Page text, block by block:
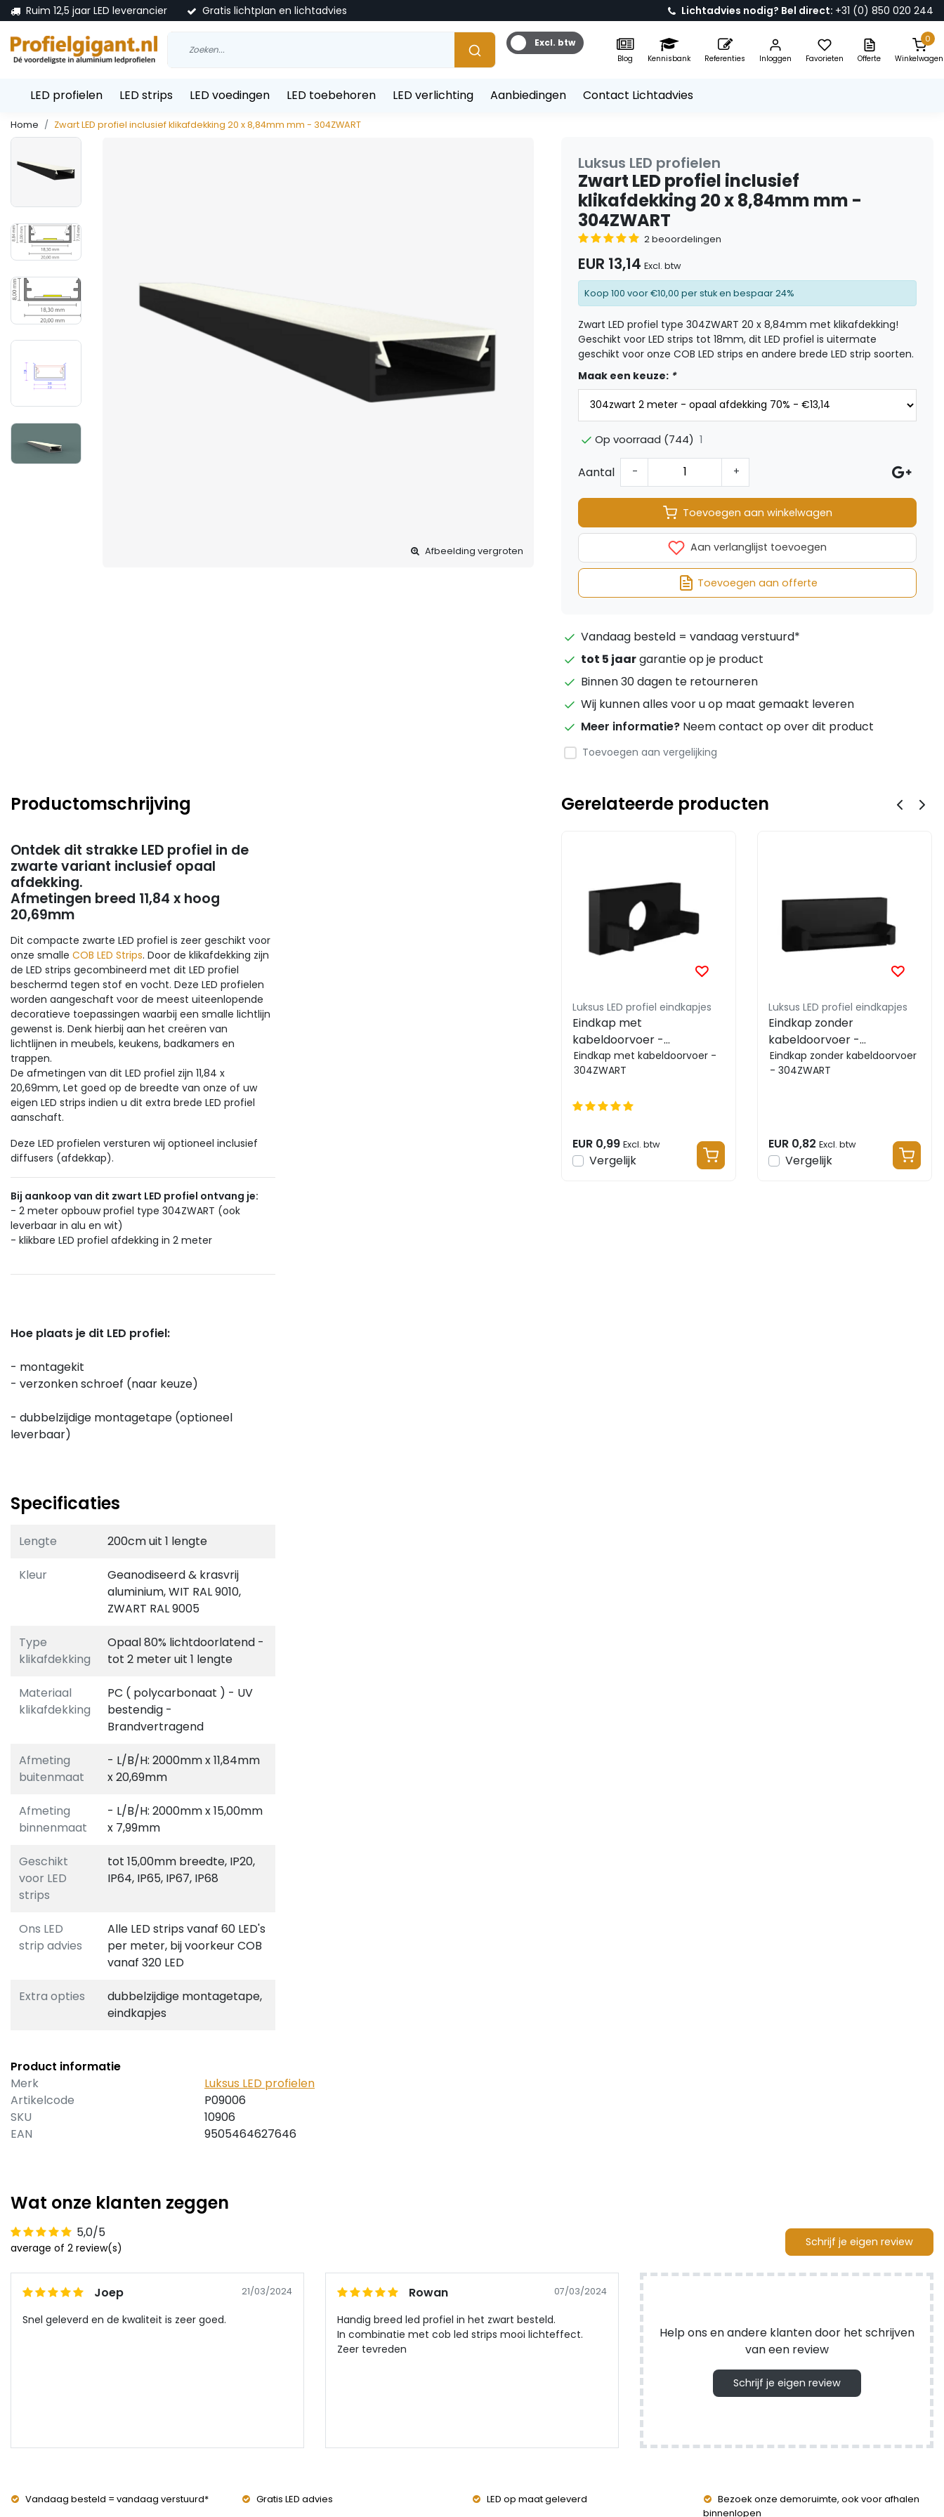
Ruim 12,5 jaar LED leverancier Gratis lichtplan en lichtadvies Lichtadvies nodig? Bel direct: +31 (0) 850 020 244
Excl. btw
Blog Kennisbank Referenties Inloggen Favorieten Offerte
0
Winkelwagen
LED profielen LED strips LED voedingen LED toebehoren LED verlichting Aanbiedingen Contact Lichtadvies
Home Zwart LED profiel inclusief klikafdekking 20 x 8,84mm mm - 304ZWART
Afbeelding vergroten
Luksus LED profielen
Zwart LED profiel inclusief
klikafdekking 20 x 8,84mm mm -
304ZWART
2 beoordelingen
EUR 13,14 Excl. btw
Koop 100 voor €10,00 per stuk en bespaar 24%
Zwart LED profiel type 304ZWART 20 x 8,84mm met klikafdekking!
Geschikt voor LED strips tot 18mm, dit LED profiel is uitermate
geschikt voor onze COB LED strips en andere brede LED strip soorten.
Maak een keuze: *
Op voorraad (744) 1
Aantal - +
Toevoegen aan winkelwagen
Aan verlanglijst toevoegen
Toevoegen aan offerte
Vandaag besteld = vandaag verstuurd*
tot 5 jaargarantie op je product
Binnen 30 dagen te retourneren
Wij kunnen alles voor u op maat gemaakt leveren
Meer informatie? Neem contact op over dit product
Toevoegen aan vergelijking
Productomschrijving
Ontdek dit strakke LED profiel in de
zwarte variant inclusief opaal
afdekking.
Afmetingen breed 11,84 x hoog
20,69mm
Dit compacte zwarte LED profiel is zeer geschikt voor
onze smalle COB LED Strips. Door de klikafdekking zijn
de LED strips gecombineerd met dit LED profiel
beschermd tegen stof en vocht. Deze LED profielen
worden aangeschaft voor de meest uiteenlopende
decoratieve toepassingen waarbij een smalle lichtlijn
gewenst is. Denk hierbij aan het creëren van
lichtlijnen in meubels, keukens, badkamers en
trappen.
De afmetingen van dit LED profiel zijn 11,84 x
20,69mm, Let goed op de breedte van onze of uw
eigen LED strips indien u dit extra brede LED profiel
aanschaft.
Deze LED profielen versturen wij optioneel inclusief
diffusers (afdekkap).
Bij aankoop van dit zwart LED profiel ontvang je:
- 2 meter opbouw profiel type 304ZWART (ook
leverbaar in alu en wit)
- klikbare LED profiel afdekking in 2 meter
Hoe plaats je dit LED profiel:
- montagekit
- verzonken schroef (naar keuze)
- dubbelzijdige montagetape (optioneel
leverbaar)
Specificaties
Lengte 200cm uit 1 lengte
Kleur
Geanodiseerd & krasvrij
aluminium, WIT RAL 9010,
ZWART RAL 9005
Type
klikafdekking
Opaal 80% lichtdoorlatend -
tot 2 meter uit 1 lengte
Materiaal
klikafdekking
PC ( polycarbonaat ) - UV
bestendig -
Brandvertragend
Afmeting
buitenmaat
- L/B/H: 2000mm x 11,84mm
x 20,69mm
Afmeting
binnenmaat
- L/B/H: 2000mm x 15,00mm
x 7,99mm
Geschikt
voor LED
strips
tot 15,00mm breedte, IP20,
IP64, IP65, IP67, IP68
Ons LED
strip advies
Alle LED strips vanaf 60 LED's
per meter, bij voorkeur COB
vanaf 320 LED
Extra opties
dubbelzijdige montagetape,
eindkapjes
Product informatie
Merk
Luksus LED profielen
Artikelcode
P09006
SKU
10906
EAN
9505464627646
Gerelateerde producten
Luksus LED profiel eindkapjes
Eindkap met
kabeldoorvoer -
304ZWART
Eindkap met kabeldoorvoer -
304ZWART
EUR 0,99 Excl. btw
Vergelijk
Luksus LED profiel eindkapjes
Eindkap zonder
kabeldoorvoer -
304ZWART
Eindkap zonder kabeldoorvoer
- 304ZWART
EUR 0,82 Excl. btw
Vergelijk
Wat onze klanten zeggen
5,0/5
average of 2 review(s) Schrijf je eigen review
Joep 21/03/2024
Snel geleverd en de kwaliteit is zeer goed.
Rowan 07/03/2024
Handig breed led profiel in het zwart besteld.
In combinatie met cob led strips mooi lichteffect.
Zeer tevreden
Help ons en andere klanten door het schrijven
van een review
Schrijf je eigen review
Vandaag besteld = vandaag verstuurd* Gratis LED advies LED op maat geleverd
Bezoek onze demoruimte, ook voor afhalen
binnenlopen